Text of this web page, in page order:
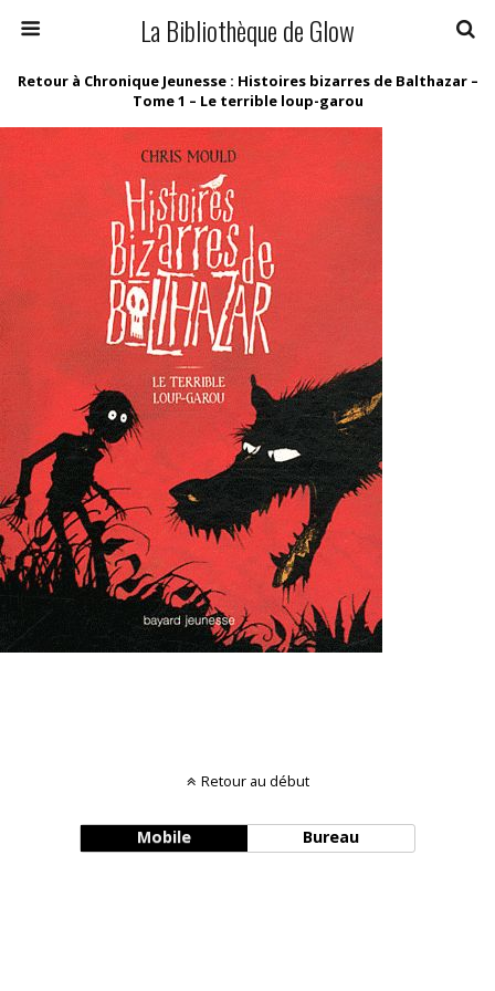
La Bibliothèque de Glow
Retour à Chronique Jeunesse : Histoires bizarres de Balthazar –
Tome 1 – Le terrible loup-garou
Retour au début
Mobile Bureau